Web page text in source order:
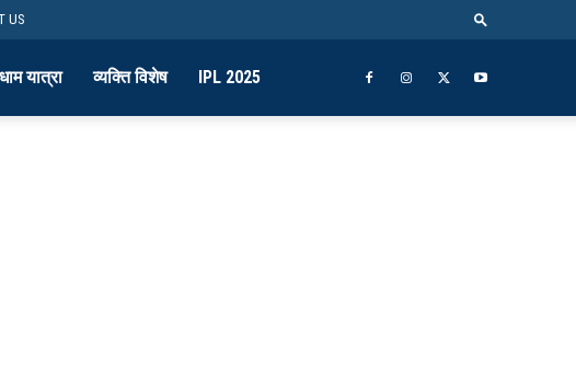
US
यात्रा व्यक्ति विशेष IPL 2025